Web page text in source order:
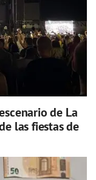
de La
las fiestas de